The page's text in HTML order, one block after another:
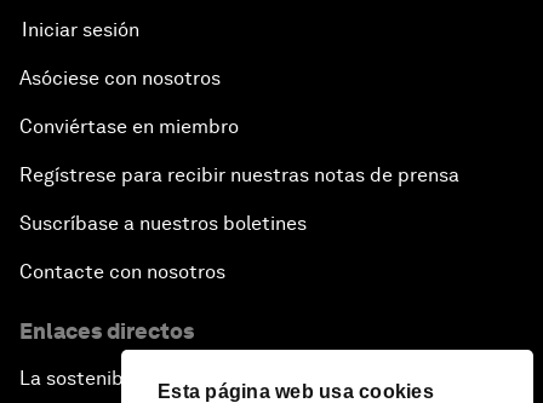
Esta página web usa cookies
Iniciar sesión
Asóciese con nosotros
Conviértase en miembro
Regístrese para recibir nuestras notas de prensa
Suscríbase a nuestros boletines
Contacte con nosotros
Enlaces directos
La sostenibilidad en el Foro